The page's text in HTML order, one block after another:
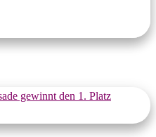
gewinnt den 1. Platz